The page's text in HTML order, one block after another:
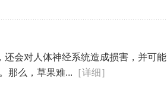
会对人体神经系统造成损害，并可能
那么，草果难... ［详细］